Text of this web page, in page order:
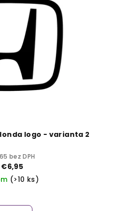
logo - varianta 2
bez DPH
€6,95
(>10 ks)